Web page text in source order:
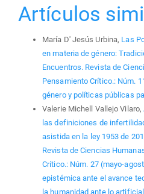
Artículos
María D' Jesús Urbina, Las
en materia de género:
Encuentros. Revista de
Pensamiento Crítico.: Núm.
género y políticas públicas
Valerie Michell Vallejo Vilaro,
las definiciones de
asistida en la ley 1953 de
Revista de Ciencias
Crítico.: Núm. 27 (mayo-
epistémica ante el avance
la humanidad ante lo